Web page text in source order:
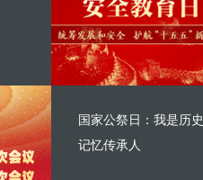
国家公祭日：我是历史
记忆传承人